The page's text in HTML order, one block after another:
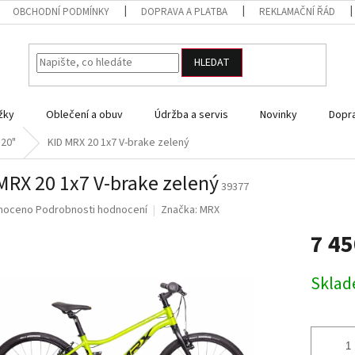
OBCHODNÍ PODMÍNKY DOPRAVA A PLATBA REKLAMAČNÍ ŘÁD
HLEDAT
Oblečení a obuv Údržba a servis Novinky
KID MRX 20 1x7 V-brake zelený
20 1x7 V-brake zelený39377
Podrobnosti hodnocení Značka: MRX
7
cena: